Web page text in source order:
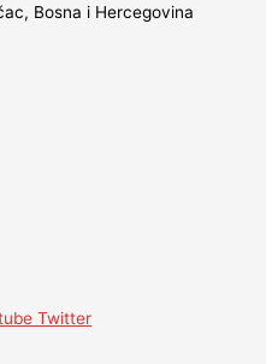
Bosna i Hercegovina
Twitter